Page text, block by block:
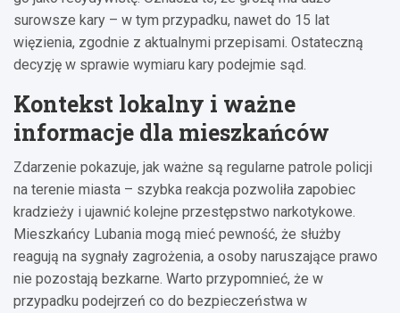
surowsze kary – w tym przypadku, nawet do 15 lat
więzienia, zgodnie z aktualnymi przepisami. Ostateczną
decyzję w sprawie wymiaru kary podejmie sąd.
Kontekst lokalny i ważne
informacje dla mieszkańców
Zdarzenie pokazuje, jak ważne są regularne patrole policji
na terenie miasta – szybka reakcja pozwoliła zapobiec
kradzieży i ujawnić kolejne przestępstwo narkotykowe.
Mieszkańcy Lubania mogą mieć pewność, że służby
reagują na sygnały zagrożenia, a osoby naruszające prawo
nie pozostają bezkarne. Warto przypomnieć, że w
przypadku podejrzeń co do bezpieczeństwa w